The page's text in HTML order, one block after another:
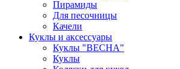
Пирамиды
Для песочницы
Качели
Куклы и аксессуары
Куклы "ВЕСНА"
Куклы